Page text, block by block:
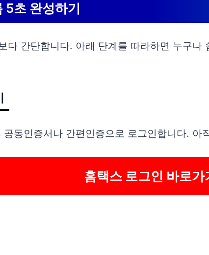
5초 완성하기
다 간단합니다. 아래 단계를 따라하면 누구나
공동인증서나 간편인증으로 로그인합니다. 아
홈택스 로그인 바로가